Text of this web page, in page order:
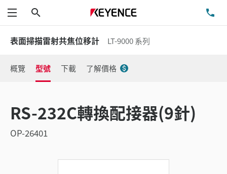
功能表
表面掃描雷射共焦位移計 LT-9000 系列
概覽 型號 下載 了解價格
RS-232C轉換配接器(9針)
OP-26401